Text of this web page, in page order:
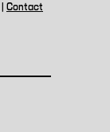
Contact